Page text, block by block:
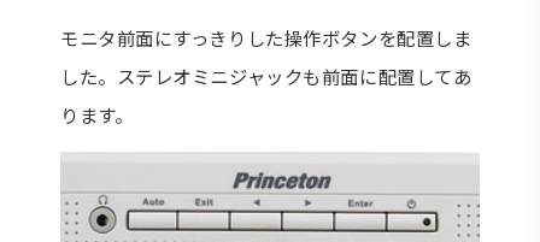
モニタ前面にすっきりした操作ボタンを配置しま
した。ステレオミニジャックも前面に配置してあ
ります。